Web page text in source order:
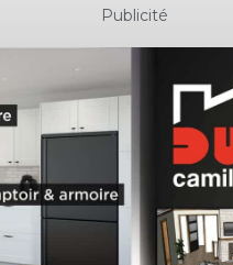
Publicité